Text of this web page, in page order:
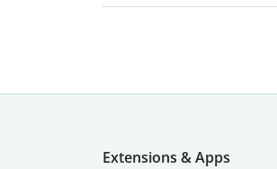
Extensions & Apps